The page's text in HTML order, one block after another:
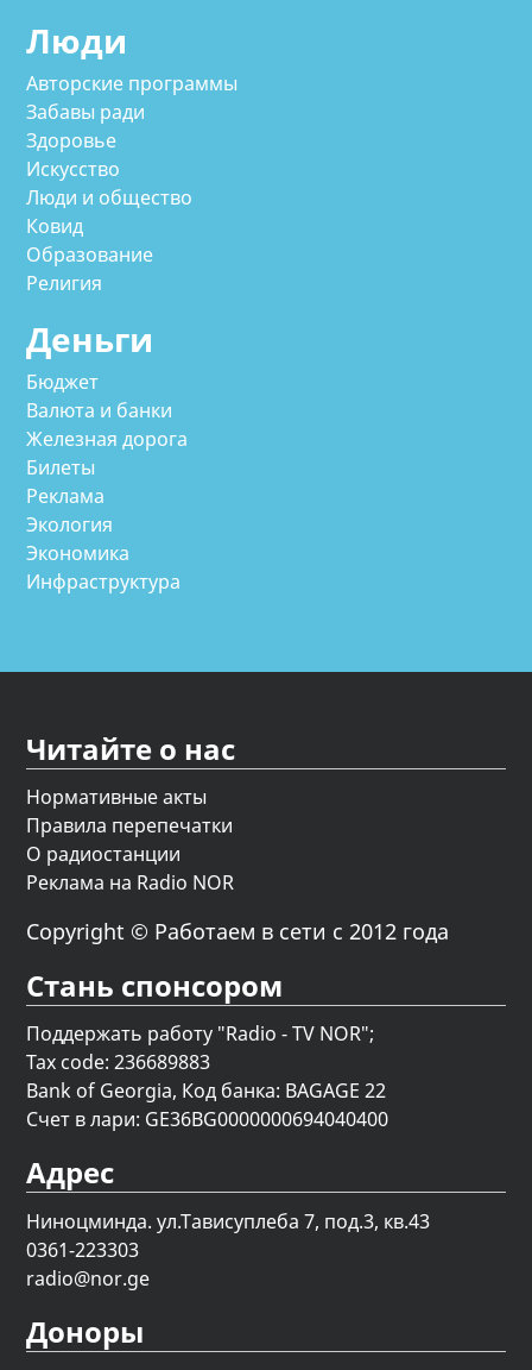
Люди
Авторские программы
Забавы ради
Здоровье
Искусство
Люди и общество
Ковид
Образование
Религия
Деньги
Бюджет
Валюта и банки
Железная дорога
Билеты
Реклама
Экология
Экономика
Инфраструктура
Читайте о нас
Нормативные акты
Правила перепечатки
О радиостанции
Реклама на Radio NOR
Copyright © Работаем в сети с 2012 года
Стань спонсором
Поддержать работу "Radio - TV NOR";
Tax code: 236689883
Bank of Georgia, Код банка: BAGAGE 22
Счет в лари: GE36BG0000000694040400
Адрес
Ниноцминда. ул.Тависуплеба 7, под.3, кв.43
0361-223303
radio@nor.ge
Доноры